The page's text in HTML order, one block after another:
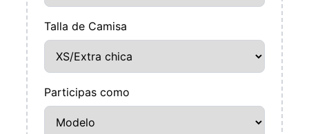
Talla de Camisa
Participas como